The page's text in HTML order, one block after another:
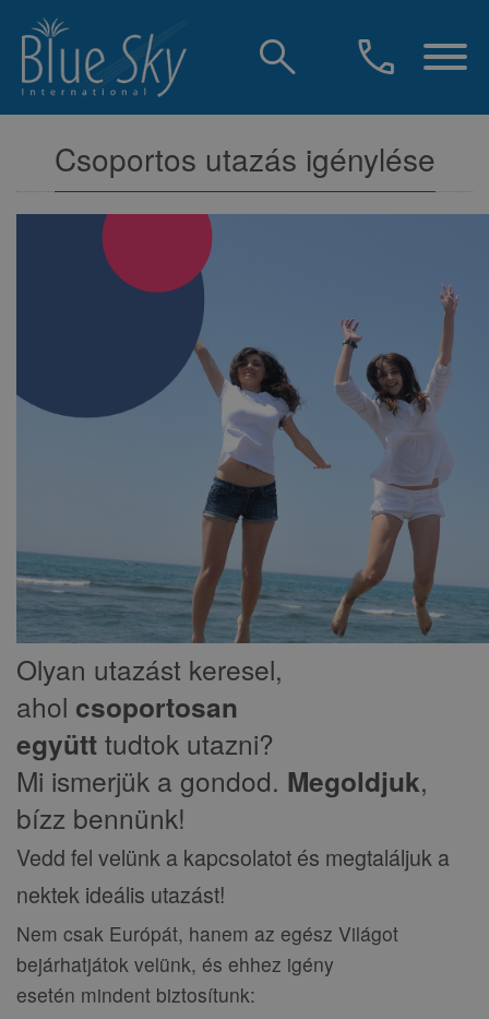
search call
Csoportos utazás igénylése
Olyan utazást keresel,
ahol csoportosan
együtt tudtok utazni?
Mi ismerjük a gondod. Megoldjuk,
bízz bennünk!
Vedd fel velünk a kapcsolatot és megtaláljuk a
nektek ideális utazást!
Nem csak Európát, hanem az egész Világot
bejárhatjátok velünk, és ehhez igény
esetén mindent biztosítunk: